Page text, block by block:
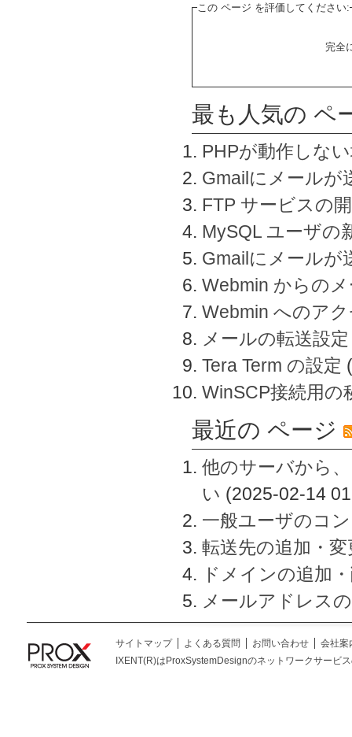
この ページ を評価してください:
完全
最も人気の ペ
PHPが動作しな
Gmailにメールが
FTP サービスの
MySQL ユーザの
Gmailにメールが
Webmin からの
Webmin へのア
メールの転送設定
Tera Term の設定
WinSCP接続用の
最近の ページ
他のサーバから
い (2025-02-14
一般ユーザのコ
転送先の追加・
ドメインの追加
メールアドレス
サイトマップ よくある質問 お問い合わせ
会社案
IXENT(R)はProxSystemDesignのネットワークサービ